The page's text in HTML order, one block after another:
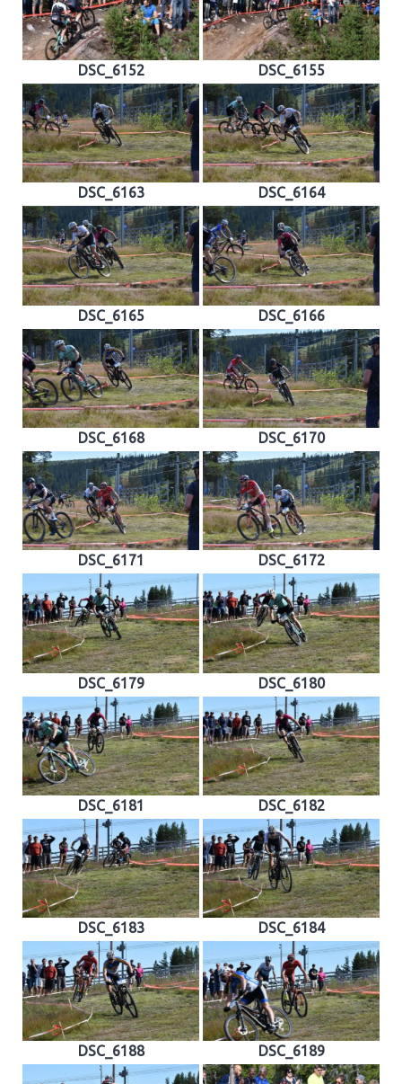
DSC_6152 DSC_6155
DSC_6163 DSC_6164
DSC_6165 DSC_6166
DSC_6168 DSC_6170
DSC_6171 DSC_6172
DSC_6179 DSC_6180
DSC_6181 DSC_6182
DSC_6183 DSC_6184
DSC_6188 DSC_6189